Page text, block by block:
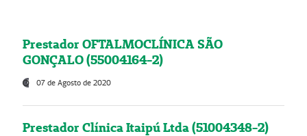
Prestador OFTALMOCLÍNICA SÃO
GONÇALO (55004164-2)
07 de Agosto de 2020
Prestador Clínica Itaipú Ltda (51004348-2)